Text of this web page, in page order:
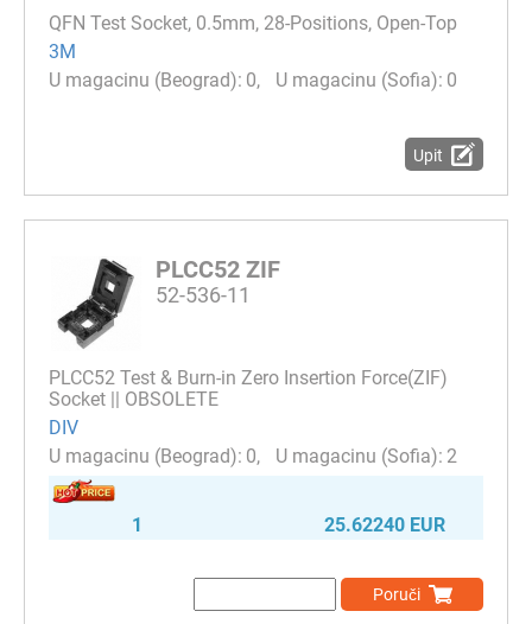
QFN Test Socket, 0.5mm, 28-Positions, Open-Top
3M
0
0
Upit
PLCC52 ZIF
52-536-11
PLCC52 Test & Burn-in Zero Insertion Force(ZIF)
Socket || OBSOLETE
DIV
0
2
1 25.62240 EUR
Poruči